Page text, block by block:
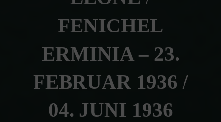
FENICHEL
ERMINIA – 23.
FEBRUAR 1936 /
04. JUNI 1936